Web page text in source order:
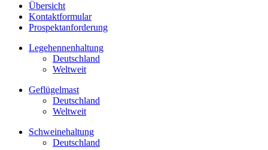
Übersicht
Kontaktformular
Prospektanforderung
Legehennenhaltung
Deutschland
Weltweit
Geflügelmast
Deutschland
Weltweit
Schweinehaltung
Deutschland